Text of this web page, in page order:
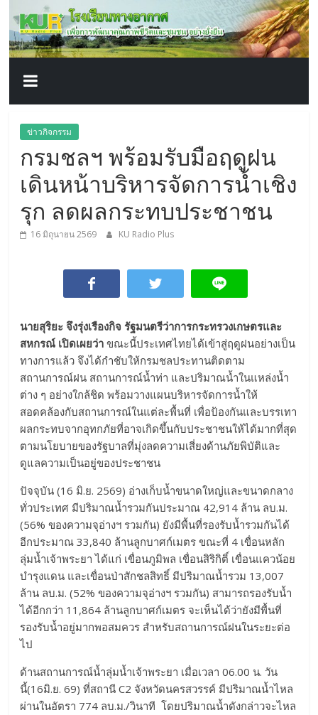
content
โรงเรียน
ทาง
อากาศ​
เพื่อ
พัฒนา
คุณภาพ
ชีวิต
ข่าวกิจกรรม
กรมชลฯ พร้อมรับมือฤดูฝน
เดินหน้าบริหารจัดการน้ำเชิง
รุก ลดผลกระทบประชาชน
16 มิถุนายน 2569 KU Radio Plus
นายสุริยะ จึงรุ่งเรืองกิจ รัฐมนตรีว่าการกระทรวงเกษตรและ
สหกรณ์ เปิดเผยว่าขณะนี้ประเทศไทยได้เข้าสู่ฤดูฝนอย่างเป็น
ทางการแล้ว จึงได้กำชับให้กรมชลประทานติดตาม
สถานการณ์ฝน สถานการณ์น้ำท่า และปริมาณน้ำในแหล่งน้ำ
ต่าง ๆ อย่างใกล้ชิด พร้อมวางแผนบริหารจัดการน้ำให้
สอดคล้องกับสถานการณ์ในแต่ละพื้นที่ เพื่อป้องกันและบรรเทา
ผลกระทบจากอุทกภัยที่อาจเกิดขึ้นกับประชาชนให้ได้มากที่สุด
ตามนโยบายของรัฐบาลที่มุ่งลดความเสี่ยงด้านภัยพิบัติและ
ดูแลความเป็นอยู่ของประชาชน
ปัจจุบัน (16 มิ.ย. 2569) อ่างเก็บน้ำขนาดใหญ่และขนาดกลาง
ทั่วประเทศ มีปริมาณน้ำรวมกันประมาณ 42,914 ล้าน ลบ.ม.
(56% ของความจุอ่างฯ รวมกัน) ยังมีพื้นที่รองรับน้ำรวมกันได้
อีกประมาณ 33,840 ล้านลูกบาศก์เมตร ขณะที่ 4 เขื่อนหลัก
ลุ่มน้ำเจ้าพระยา ได้แก่ เขื่อนภูมิพล เขื่อนสิริกิติ์ เขื่อนแควน้อย
บำรุงแดน และเขื่อนป่าสักชลสิทธิ์ มีปริมาณน้ำรวม 13,007
ล้าน ลบ.ม. (52% ของความจุอ่างฯ รวมกัน) สามารถรองรับน้ำ
ได้อีกกว่า 11,864 ล้านลูกบาศก์เมตร จะเห็นได้ว่ายังมีพื้นที่
รองรับน้ำอยู่มากพอสมควร สำหรับสถานการณ์ฝนในระยะต่อ
ไป
ด้านสถานการณ์น้ำลุ่มน้ำเจ้าพระยา เมื่อเวลา 06.00 น. วัน
นี้(16มิ.ย. 69) ที่สถานี C2 จังหวัดนครสวรรค์ มีปริมาณน้ำไหล
ผ่านในอัตรา 774 ลบ.ม./วินาที โดยปริมาณน้ำดังกล่าวจะไหล